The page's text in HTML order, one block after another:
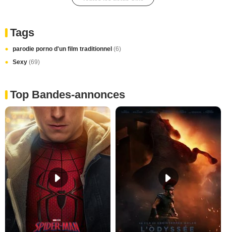
Tags
parodie porno d'un film traditionnel (6)
Sexy (69)
Top Bandes-annonces